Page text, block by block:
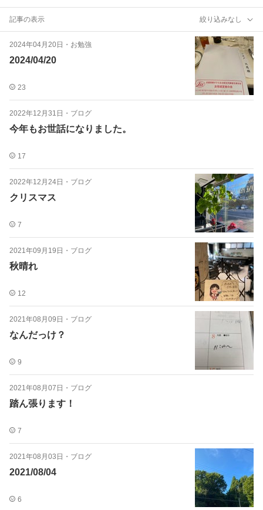
記事の表示 絞り込みなし
2024年04月20日 ・ お勉強
2024/04/20
23
2022年12月31日 ・ ブログ
今年もお世話になりました。
17
2022年12月24日 ・ ブログ
クリスマス
7
2021年09月19日 ・ ブログ
秋晴れ
12
2021年08月09日 ・ ブログ
なんだっけ？
9
2021年08月07日 ・ ブログ
踏ん張ります！
7
2021年08月03日 ・ ブログ
2021/08/04
6